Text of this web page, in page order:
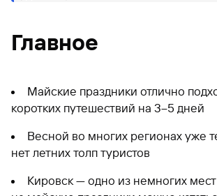
Главное
Майские праздники отлично
коротких путешествий на 3–5 дней
Весной во многих регионах уже
нет летних толп туристов
Кировск — одно из немногих